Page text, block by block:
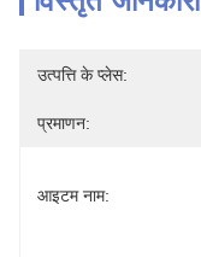
उत्पत्ति के प्लेस:
प्रमाणन:
आइटम नाम: